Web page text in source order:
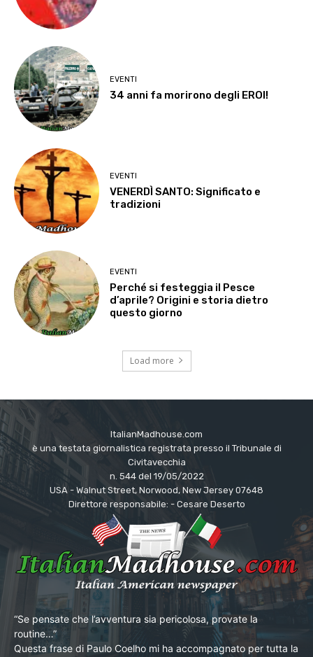
EVENTI
34 anni fa morirono degli EROI!
EVENTI
VENERDÌ SANTO: Significato e
tradizioni
EVENTI
Perché si festeggia il Pesce
d’aprile? Origini e storia dietro
questo giorno
Load more
ItalianMadhouse.com
è una testata giornalistica registrata presso il Tribunale di
Civitavecchia
n. 544 del 19/05/2022
USA - Walnut Street, Norwood, New Jersey 07648
Direttore responsabile: - Cesare Deserto
“Se pensate che l’avventura sia pericolosa, provate la
routine…”
Questa frase di Paulo Coelho mi ha accompagnato per tutta la